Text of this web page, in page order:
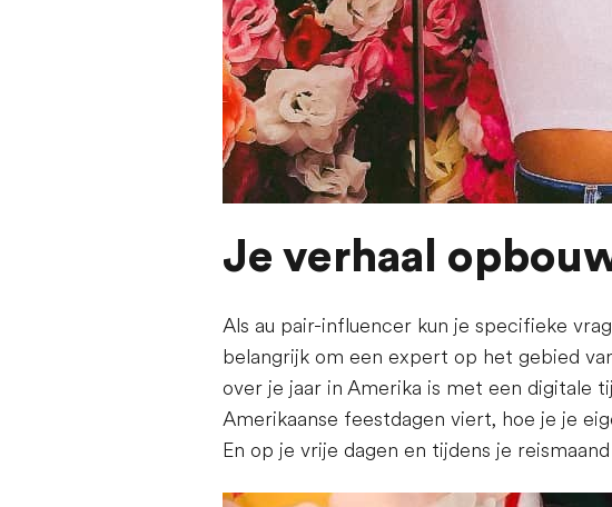
Je verhaal
Als au pair-influencer kun je specifieke
belangrijk om een expert op het gebied
over je jaar in Amerika is met een digitale
Amerikaanse feestdagen viert, hoe je je
En op je vrije dagen en tijdens je